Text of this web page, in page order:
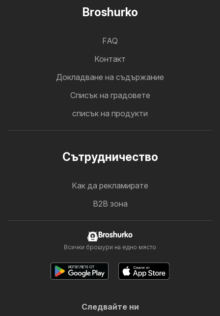
Broshurko
FAQ
Контакт
Докладване на съдържание
Cписък на градовете
списък на продукти
Cътрудничество
Как да рекламирате
B2B зона
Broshurko
Всички брошури на едно място
Следвайте ни